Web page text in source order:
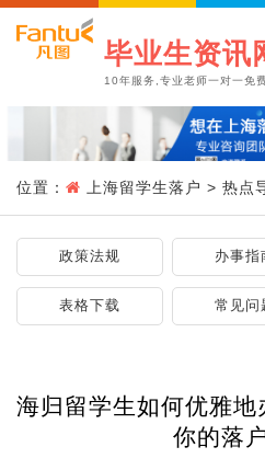
毕业生资讯
10年服务,专业老师一对一免
位置： 上海留学生落户 > 热点
政策法规 办事指
表格下载 常见问
海归留学生如何优雅
你的落